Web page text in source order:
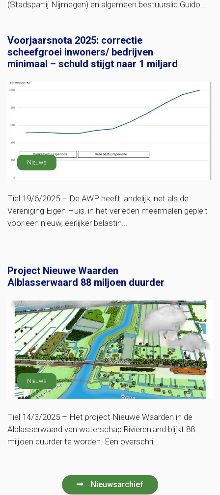
(Stadspartij Nijmegen) en algemeen bestuurslid Guido...
Voorjaarsnota 2025: correctie
scheefgroei inwoners/ bedrijven
minimaal – schuld stijgt naar 1 miljard
Nieuws
Tiel 19/6/2025 – De AWP heeft landelijk, net als de
Vereniging Eigen Huis, in het verleden meermalen gepleit
voor een nieuw, eerlijker belastin...
Project Nieuwe Waarden
Alblasserwaard 88 miljoen duurder
Nieuws
Tiel 14/3/2025 – Het project Nieuwe Waarden in de
Alblasserwaard van waterschap Rivierenland blijkt 88
miljoen duurder te worden. Een overschri...
Nieuwsarchief